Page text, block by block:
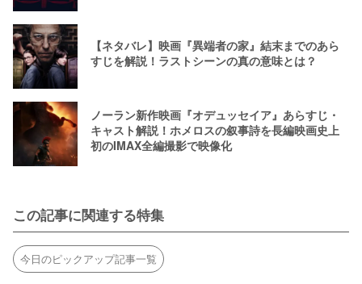
【ネタバレ】映画『異端者の家』結末までのあら
すじを解説！ラストシーンの真の意味とは？
ノーラン新作映画『オデュッセイア』あらすじ・
キャスト解説！ホメロスの叙事詩を長編映画史上
初のIMAX全編撮影で映像化
この記事に関連する特集
今日のピックアップ記事一覧